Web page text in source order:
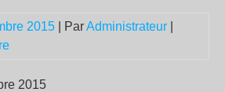
2015 | ParAdministrateur
2015